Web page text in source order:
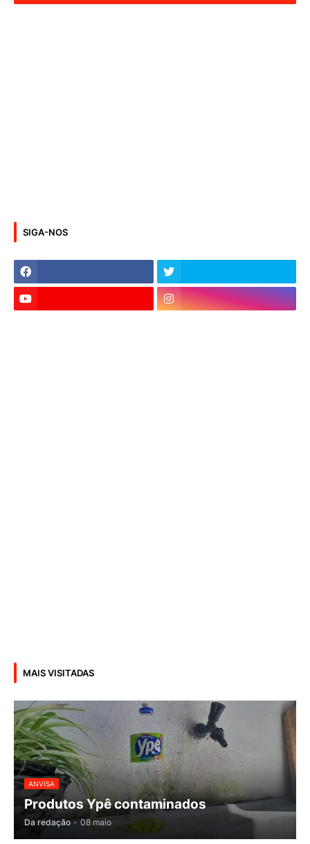
SIGA-NOS
MAIS VISITADAS
ANVISA
Produtos Ypê contaminados
Da redação - 08 maio